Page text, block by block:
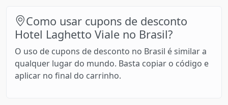
Como usar cupons de desconto
Hotel Laghetto Viale no Brasil?
O uso de cupons de desconto no Brasil é similar a
qualquer lugar do mundo. Basta copiar o código e
aplicar no final do carrinho.